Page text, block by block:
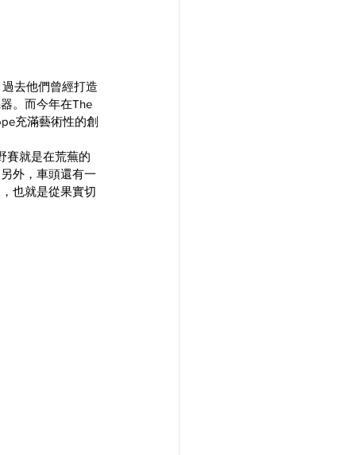
去他們曾經打造
。而今年在The
充滿藝術性的創
賽就是在荒蕪的
外，車頭還有一
也就是從果實切